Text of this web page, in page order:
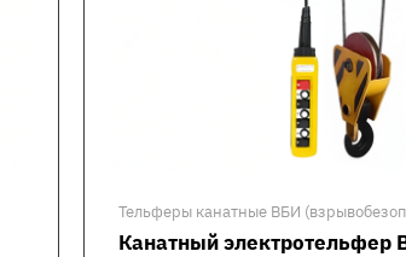
Тельферы канатные ВБИ
Канатный электротельфер